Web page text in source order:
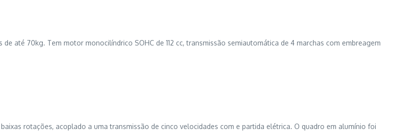
até 70kg. Tem motor monocilíndrico SOHC de 112 cc, transmissão semiautomática de 4 marchas com embreagem
rotações, acoplado a uma transmissão de cinco velocidades com e partida elétrica. O quadro em alumínio foi